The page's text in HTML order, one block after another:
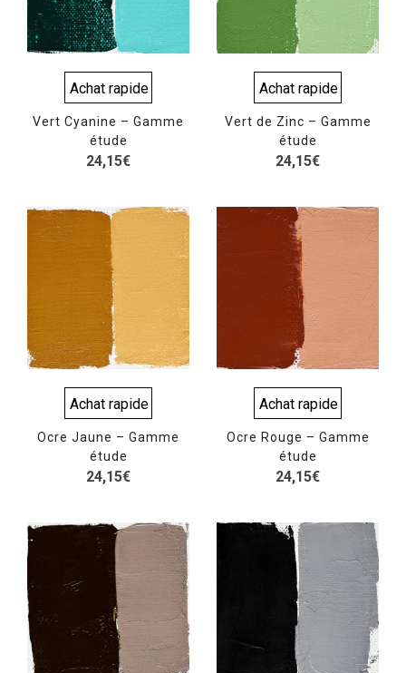
Achat rapide
Vert Cyanine – Gamme
étude
24,15€
Achat rapide
Vert de Zinc – Gamme
étude
24,15€
Achat rapide
Ocre Jaune – Gamme
étude
24,15€
Achat rapide
Ocre Rouge – Gamme
étude
24,15€